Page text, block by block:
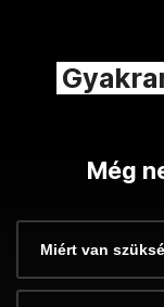
Még
Miért van